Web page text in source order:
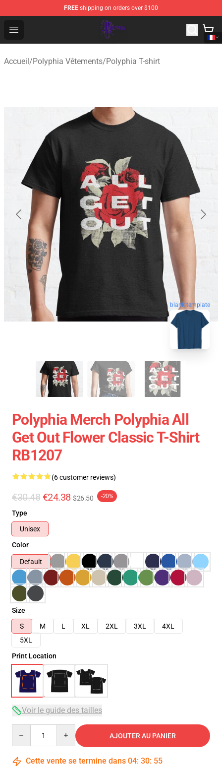
FREE shipping on orders over $100
Open menu
Polyphia Shop - Official Polyphia Merchandise Store
Accueil/Polyphia Vêtements/Polyphia T-shirt
blank template
Polyphia Merch Polyphia All
Get Out Flower Classic T-Shirt
RB1207
(6 customer reviews)
€30.48 €24.38 $26.50 -20%
Type
Unisex
Color
Default
Size
S
M L XL 2XL 3XL
4XL
5XL
Print Location
Voir le guide des tailles
AJOUTER AU PANIER
Cette vente se termine dans 04: 30: 54